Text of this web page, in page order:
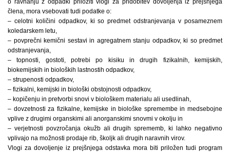
člena, mora vsebovati tudi podatke o:
– celotni količini odpadkov, ki so predmet odstranjevanja v posameznem
koledarskem letu,
– povprečni kemični sestavi in agregatnem stanju odpadkov, ki so predmet
odstranjevanja,
– topnosti, gostoti, potrebi po kisiku in drugih fizikalnih, kemijskih,
biokemijskih in bioloških lastnostih odpadkov,
– strupenosti odpadkov,
– fizikalni, kemijski in biološki obstojnosti odpadkov,
– kopičenju in pretvorbi snovi v biološkem materialu ali usedlinah,
– dovzetnosti za fizikalne, kemijske in biološke spremembe in medsebojne
vplive z drugimi organskimi ali anorganskimi snovmi v okolju in
– verjetnosti povzročanja okužb ali drugih sprememb, ki lahko negativno
vplivajo na možnosti prodaje rib, školjk ali drugih naravnih virov.
Vlogi za dovoljenje iz prejšnjega odstavka mora biti priložen tudi program